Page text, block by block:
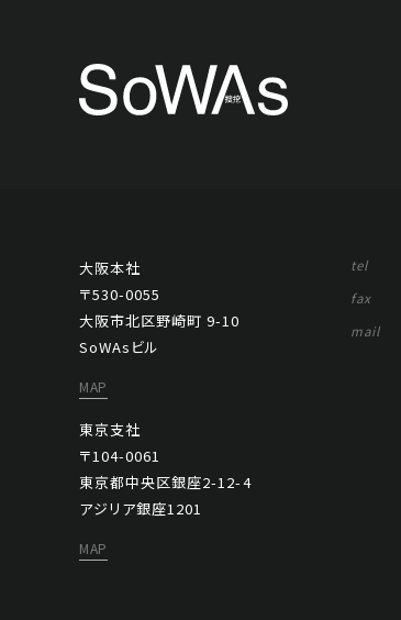
大阪本社
〒530-0055
大阪市北区野崎町 9-10
SoWAsビル
MAP
東京支社
〒104-0061
東京都中央区銀座2-12-4
アジリア銀座1201
MAP
tel
fax
mail